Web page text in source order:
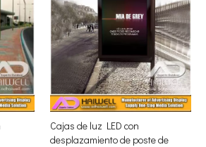
Cajas de luz LED con
desplazamiento de poste de